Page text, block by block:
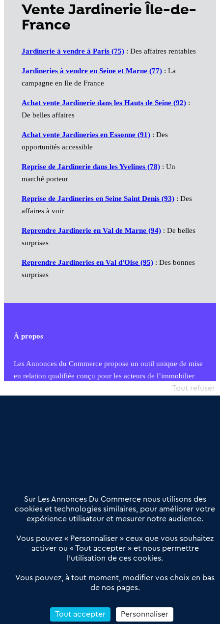
Vente Jardinerie Île-de-
France
Jardinerie à vendre à Paris (75): Des affaires rentables
Jardineries à vendre en Seine et Marne (77): La
campagne en Ile de France
Achat vente Jardinerie dans les Hauts de Seine (92):
De belles affaires
Achat vente Jardineries en Essonne (91): Des
opportunités accessible
Reprise de Jardinerie dans les Yvelines (78): Un
marché porteur
Reprise de Jardineries en Seine Saint Denis (93): Des
affaires à voir
Reprendre Jardinerie en Val de Marne (94): De belles
surprises
Reprendre Jardineries en Val d'Oise (95): Des bonnes
surprises
À propos
Les Annonces du Commerce propose un outil unique de mise
en relation qualifiée conçu pour les acteurs de l’immobilier
commercial et les collectivités territoriales, simple et intégrant
Offres Pro
Actualités
Qui sommes nous ?
Derniers articles
Réseau 3C : un partenaire national dédié aux transactions
Petitscommerces : Un partenariat au service du commerce de
proximité et des territoires
Reprendre un Restaurant Rapide
Sur Les Annonces Du Commerce nous utilisons des
cookies et technologies similaires, pour améliorer votre
expérience utilisateur et mesurer notre audience.
Vous pouvez « Personnaliser » ceux que vous souhaitez
activer ou « Tout accepter » et nous permettre
l’utilisation de ces cookies.
Vous pouvez, à tout moment, modifier vos choix en bas
de nos pages.
Tout accepter
Tout refuser
Personnaliser